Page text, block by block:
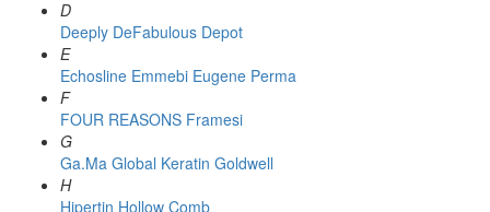
D
Deeply DeFabulous Depot
E
Echosline Emmebi Eugene Perma
F
FOUR REASONS Framesi
G
Ga.Ma Global Keratin Goldwell
H
Hipertin Hollow Comb